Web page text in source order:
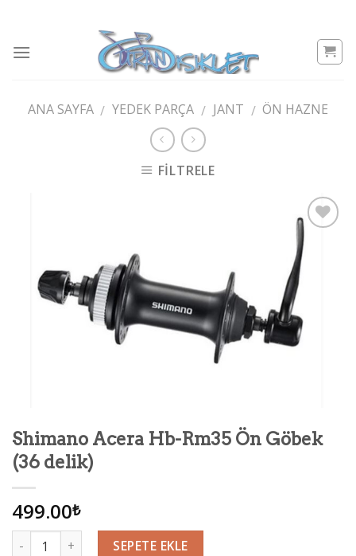
content
ANA SAYFA / YEDEK PARÇA / JANT / ÖN HAZNE
FILTRELE
Add to
wishlist
Shimano Acera Hb-Rm35 Ön Göbek
(36 delik)
499.00₺
Miktar SEPETE EKLE